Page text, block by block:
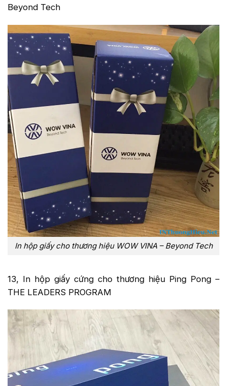
Beyond Tech
In hộp giấy cho thương hiệu WOW VINA – Beyond Tech
13, In hộp giấy cứng cho thương hiệu Ping Pong –
THE LEADERS PROGRAM